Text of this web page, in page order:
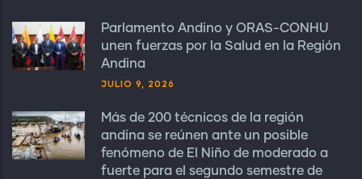
Parlamento Andino y ORAS-CONHU
unen fuerzas por la Salud en la Región
Andina
JULIO 9, 2026
Más de 200 técnicos de la región
andina se reúnen ante un posible
fenómeno de El Niño de moderado a
fuerte para el segundo semestre de